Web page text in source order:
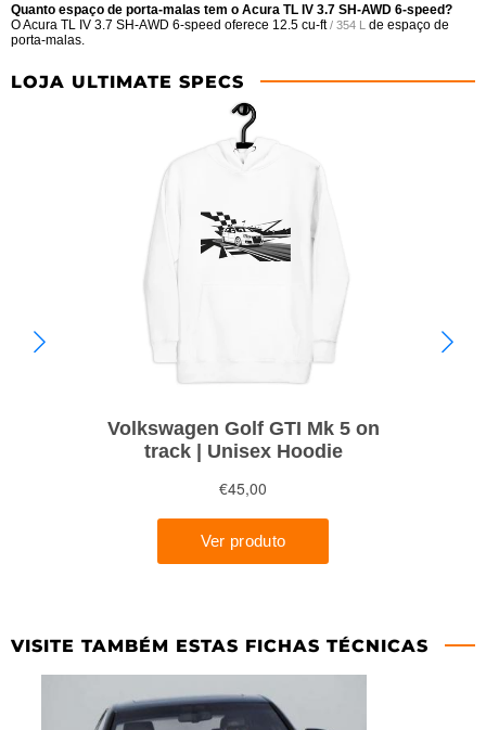
Quanto espaço de porta-malas tem o Acura TL IV 3.7 SH-AWD 6-speed?
O Acura TL IV 3.7 SH-AWD 6-speed oferece 12.5 cu-ft / 354 L de espaço de
porta-malas.
LOJA ULTIMATE SPECS
VISITE TAMBÉM ESTAS FICHAS TÉCNICAS